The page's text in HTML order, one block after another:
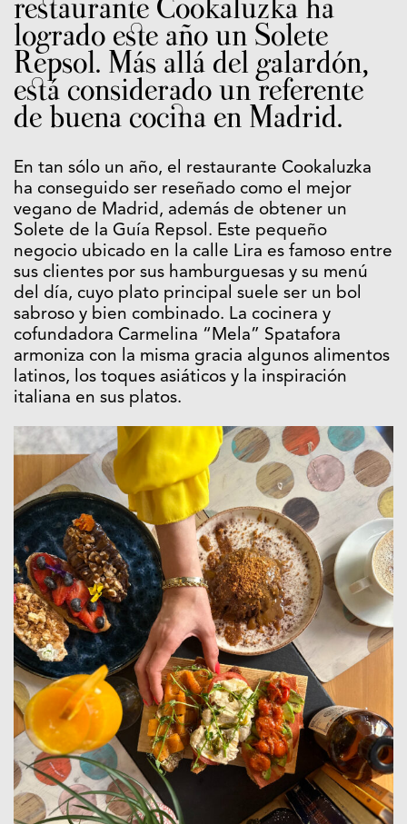
restaurante Cookaluzka ha
logrado este año un Solete
Repsol. Más allá del galardón,
está considerado un referente
de buena cocina en Madrid.
En tan sólo un año, el restaurante Cookaluzka
ha conseguido ser reseñado como el mejor
vegano de Madrid, además de obtener un
Solete de la Guía Repsol. Este pequeño
negocio ubicado en la calle Lira es famoso entre
sus clientes por sus hamburguesas y su menú
del día, cuyo plato principal suele ser un bol
sabroso y bien combinado. La cocinera y
cofundadora Carmelina “Mela” Spatafora
armoniza con la misma gracia algunos alimentos
latinos, los toques asiáticos y la inspiración
italiana en sus platos.